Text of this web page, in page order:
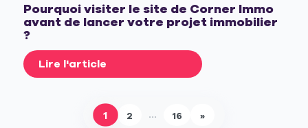
Pourquoi visiter le site de Corner Immo
avant de lancer votre projet immobilier
?
Lire l'article
1 2 … 16 »